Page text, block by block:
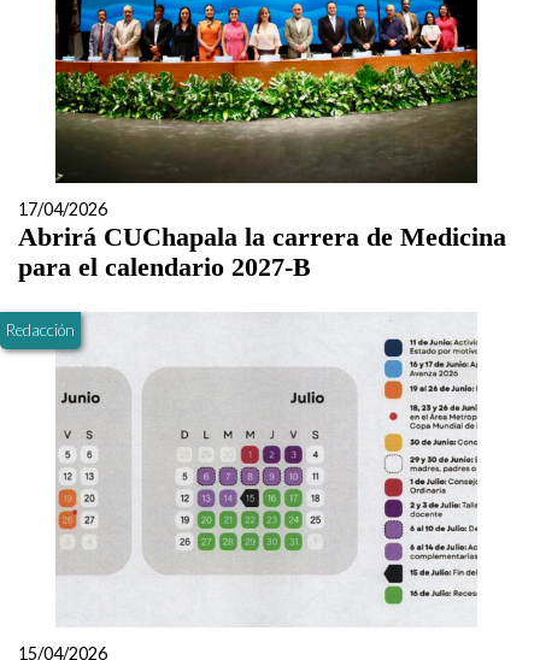
17/04/2026
Abrirá CUChapala la carrera de Medicina
para el calendario 2027-B
Redacción
15/04/2026